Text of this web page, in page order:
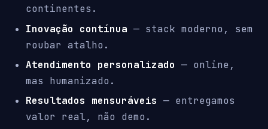
continentes.
Inovação contínua — stack moderno, sem
roubar atalho.
Atendimento personalizado — online,
mas humanizado.
Resultados mensuráveis — entregamos
valor real, não demo.